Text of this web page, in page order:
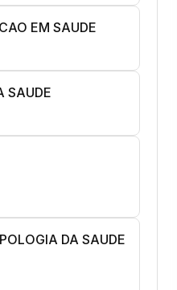
EM SAUDE
SAUDE
DA SAUDE